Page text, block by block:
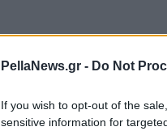
PellaNews.gr - Do Not
If you wish to opt-out of the
sensitive information for
Νέος νόμος